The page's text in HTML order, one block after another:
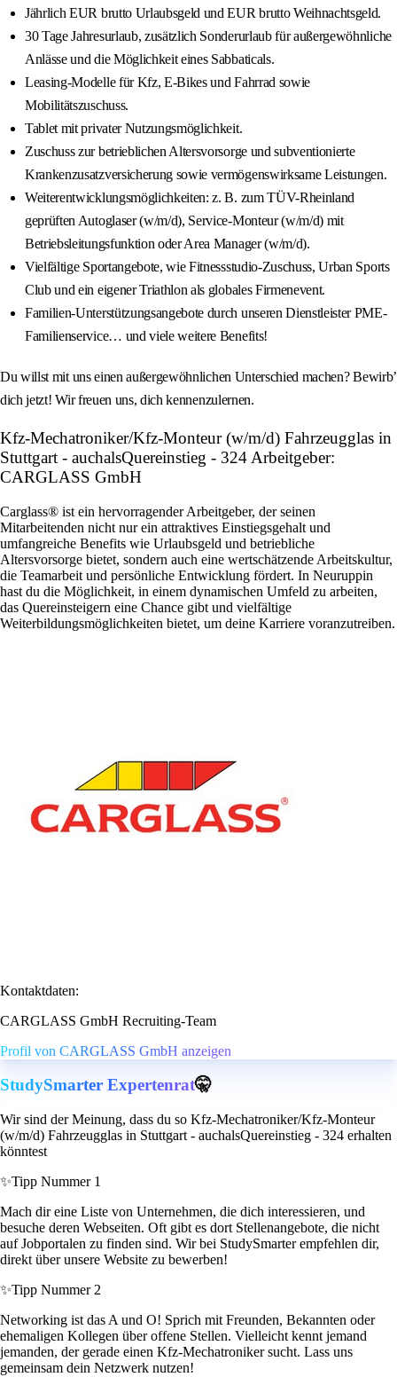
Jährlich EUR brutto Urlaubsgeld und EUR brutto Weihnachtsgeld.
30 Tage Jahresurlaub, zusätzlich Sonderurlaub für außergewöhnliche
Anlässe und die Möglichkeit eines Sabbaticals.
Leasing-Modelle für Kfz, E-Bikes und Fahrrad sowie
Mobilitätszuschuss.
Tablet mit privater Nutzungsmöglichkeit.
Zuschuss zur betrieblichen Altersvorsorge und subventionierte
Krankenzusatzversicherung sowie vermögenswirksame Leistungen.
Weiterentwicklungsmöglichkeiten: z. B. zum TÜV-Rheinland
geprüften Autoglaser (w/m/d), Service-Monteur (w/m/d) mit
Betriebsleitungsfunktion oder Area Manager (w/m/d).
Vielfältige Sportangebote, wie Fitnessstudio-Zuschuss, Urban Sports
Club und ein eigener Triathlon als globales Firmenevent.
Familien-Unterstützungsangebote durch unseren Dienstleister PME-
Familienservice… und viele weitere Benefits!
Du willst mit uns einen außergewöhnlichen Unterschied machen? Bewirb’
dich jetzt! Wir freuen uns, dich kennenzulernen.
Kfz-Mechatroniker/Kfz-Monteur (w/m/d) Fahrzeugglas in
Stuttgart - auchalsQuereinstieg - 324 Arbeitgeber:
CARGLASS GmbH
Carglass® ist ein hervorragender Arbeitgeber, der seinen
Mitarbeitenden nicht nur ein attraktives Einstiegsgehalt und
umfangreiche Benefits wie Urlaubsgeld und betriebliche
Altersvorsorge bietet, sondern auch eine wertschätzende Arbeitskultur,
die Teamarbeit und persönliche Entwicklung fördert. In Neuruppin
hast du die Möglichkeit, in einem dynamischen Umfeld zu arbeiten,
das Quereinsteigern eine Chance gibt und vielfältige
Weiterbildungsmöglichkeiten bietet, um deine Karriere voranzutreiben.
Kontaktdaten:
CARGLASS GmbH Recruiting-Team
Profil von CARGLASS GmbH anzeigen
StudySmarter Expertenrat🤫
Wir sind der Meinung, dass du so Kfz-Mechatroniker/Kfz-Monteur
(w/m/d) Fahrzeugglas in Stuttgart - auchalsQuereinstieg - 324 erhalten
könntest
✨Tipp Nummer 1
Mach dir eine Liste von Unternehmen, die dich interessieren, und
besuche deren Webseiten. Oft gibt es dort Stellenangebote, die nicht
auf Jobportalen zu finden sind. Wir bei StudySmarter empfehlen dir,
direkt über unsere Website zu bewerben!
✨Tipp Nummer 2
Networking ist das A und O! Sprich mit Freunden, Bekannten oder
ehemaligen Kollegen über offene Stellen. Vielleicht kennt jemand
jemanden, der gerade einen Kfz-Mechatroniker sucht. Lass uns
gemeinsam dein Netzwerk nutzen!